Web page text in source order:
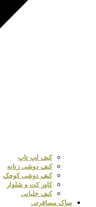
کیف لپ تاپ
کیف دوشی زنانه
کیف دوشی کوچک
کاور کت و شلوار
کیف خلبانی
ساک مسافرتی